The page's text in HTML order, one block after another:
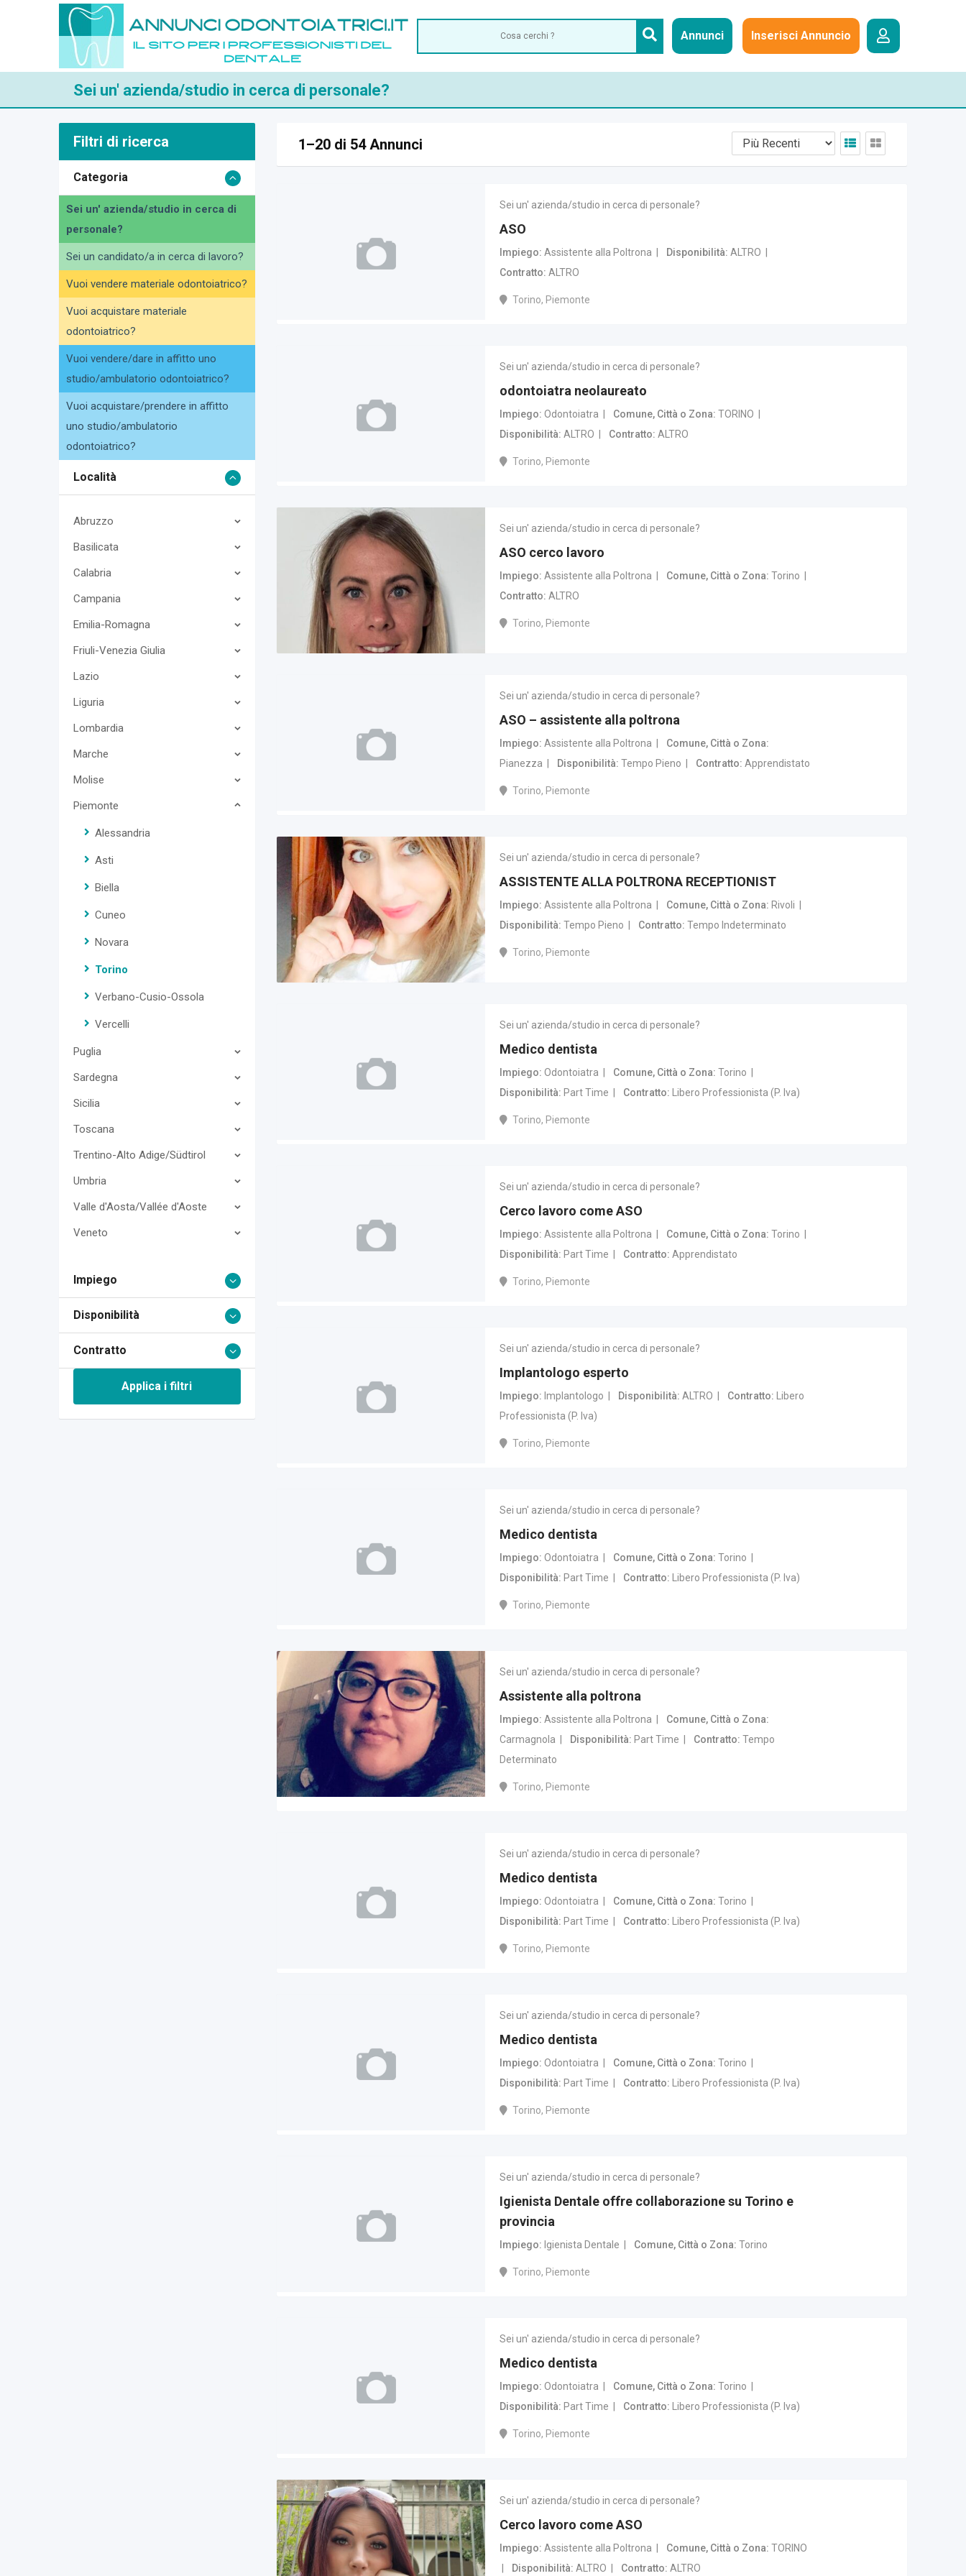
Annunci Inserisci Annuncio
Sei un' azienda/studio in cerca di personale?
Filtri di ricerca
Categoria
Sei un' azienda/studio in cerca di
personale?
Sei un candidato/a in cerca di lavoro?
Vuoi vendere materiale odontoiatrico?
Vuoi acquistare materiale
odontoiatrico?
Vuoi vendere/dare in affitto uno
studio/ambulatorio odontoiatrico?
Vuoi acquistare/prendere in affitto
uno studio/ambulatorio
odontoiatrico?
Località
Abruzzo
Basilicata
Calabria
Campania
Emilia-Romagna
Friuli-Venezia Giulia
Lazio
Liguria
Lombardia
Marche
Molise
Piemonte
Alessandria
Asti
Biella
Cuneo
Novara
Torino
Verbano-Cusio-Ossola
Vercelli
Puglia
Sardegna
Sicilia
Toscana
Trentino-Alto Adige/Südtirol
Umbria
Valle d'Aosta/Vallée d'Aoste
Veneto
Impiego
Disponibilità
Contratto
Applica i filtri
1–20 di 54 Annunci
Sei un' azienda/studio in cerca di personale?
ASO
Impiego Assistente alla Poltrona Disponibilità ALTRO
Contratto ALTRO
Torino, Piemonte
Sei un' azienda/studio in cerca di personale?
odontoiatra neolaureato
Impiego Odontoiatra Comune, Città o Zona TORINO
Disponibilità ALTRO Contratto ALTRO
Torino, Piemonte
Sei un' azienda/studio in cerca di personale?
ASO cerco lavoro
Impiego Assistente alla Poltrona Comune, Città o Zona Torino
Contratto ALTRO
Torino, Piemonte
Sei un' azienda/studio in cerca di personale?
ASO – assistente alla poltrona
Impiego Assistente alla Poltrona
Comune, Città o Zona
Pianezza
Disponibilità Tempo Pieno Contratto Apprendistato
Torino, Piemonte
Sei un' azienda/studio in cerca di personale?
ASSISTENTE ALLA POLTRONA RECEPTIONIST
Impiego Assistente alla Poltrona Comune, Città o Zona
Rivoli
Disponibilità Tempo Pieno Contratto Tempo Indeterminato
Torino, Piemonte
Sei un' azienda/studio in cerca di personale?
Medico dentista
Impiego Odontoiatra Comune, Città o Zona Torino
Disponibilità
Part Time Contratto Libero Professionista (P. Iva)
Torino, Piemonte
Sei un' azienda/studio in cerca di personale?
Cerco lavoro come ASO
Impiego Assistente alla Poltrona Comune, Città o Zona Torino
Disponibilità
Part Time Contratto Apprendistato
Torino, Piemonte
Sei un' azienda/studio in cerca di personale?
Implantologo esperto
Impiego Implantologo Disponibilità ALTRO Contratto
Libero
Professionista (P. Iva)
Torino, Piemonte
Sei un' azienda/studio in cerca di personale?
Medico dentista
Impiego Odontoiatra Comune, Città o Zona Torino
Disponibilità
Part Time Contratto Libero Professionista (P. Iva)
Torino, Piemonte
Sei un' azienda/studio in cerca di personale?
Assistente alla poltrona
Impiego Assistente alla Poltrona
Comune, Città o Zona
Carmagnola
Disponibilità Part Time Contratto Tempo
Determinato
Torino, Piemonte
Sei un' azienda/studio in cerca di personale?
Medico dentista
Impiego Odontoiatra Comune, Città o Zona Torino
Disponibilità
Part Time Contratto Libero Professionista (P. Iva)
Torino, Piemonte
Sei un' azienda/studio in cerca di personale?
Medico dentista
Impiego Odontoiatra Comune, Città o Zona Torino
Disponibilità
Part Time Contratto Libero Professionista (P. Iva)
Torino, Piemonte
Sei un' azienda/studio in cerca di personale?
Igienista Dentale offre collaborazione su Torino e
provincia
Impiego Igienista Dentale Comune, Città o Zona Torino
Torino, Piemonte
Sei un' azienda/studio in cerca di personale?
Medico dentista
Impiego Odontoiatra Comune, Città o Zona Torino
Disponibilità
Part Time Contratto Libero Professionista (P. Iva)
Torino, Piemonte
Sei un' azienda/studio in cerca di personale?
Cerco lavoro come ASO
Impiego Assistente alla Poltrona Comune, Città o Zona TORINO
Disponibilità ALTRO Contratto ALTRO